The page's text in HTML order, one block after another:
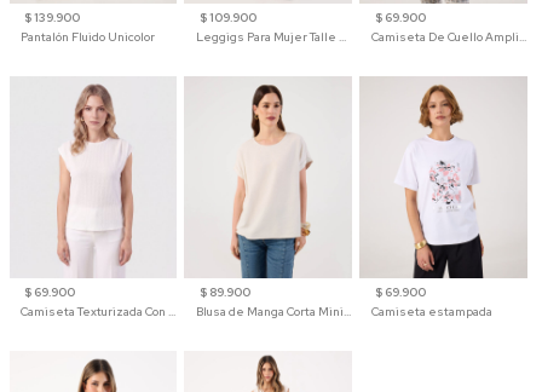
$ 139.900
Pantalón Fluido Unicolor
$ 109.900
$ 69.900
$ 69.900
$ 89.900
$ 69.900
Camiseta estampada